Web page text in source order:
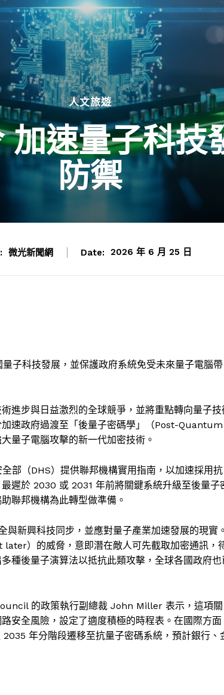
人文旅遊
速量子科技
防禦
微光新聞網 Date: 2026 年 6 月 25 日
子科技發展，並保護政府系統免受未來量子電腦帶
進步與日益激烈的全球競爭，並將重點轉向量子技
速政府過渡至「後量子密碼學」（Post-Quantum
量子電腦攻擊的新一代加密技術。
部（DHS）提供聯邦機構實用指南，以加速採用抗
遲於 2030 或 2031 年前將關鍵系統升級至後量子
聯邦機構為此轉型做準備。
與新興科技同步，並應對量子產業加速發展的現實
）的威脅，意即潛在敵人可先截取加密通訊，
種後量子演算法以抵抗此類攻擊，全球各國政府也
的政策執行副總裁 John Miller 表示，這項關
安全風險，設定了適度積極的時程表。在國際方面
年分階段遷移至抗量子密碼系統，預計銀行、